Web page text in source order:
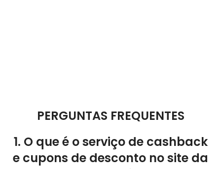
PERGUNTAS FREQUENTES
1. O que é o serviço de cashback
e cupons de desconto no site da